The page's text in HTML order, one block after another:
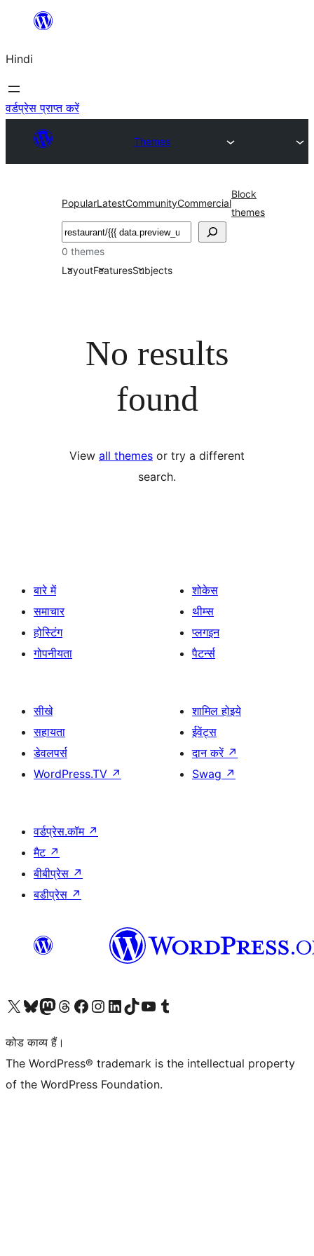
सामग्री
जाएं
Hindi
वर्डप्रेस प्राप्त करें
Themes
PopularLatestCommunityCommercial
Block
themes
खोजें
0 themes
LayoutFeaturesSubjects
No results
found
View all themes or try a different
search.
बारे में
समाचार
होस्टिंग
गोपनीयता
शोकेस
थीम्स
प्लगइन
पैटर्न्स
सीखे
सहायता
डेवलपर्स
WordPress.TV ↗
शामिल होइये
ईवेंट्स
दान करें ↗
Swag ↗
वर्डप्रेस.कॉम ↗
मैट ↗
बीबीप्रेस ↗
बडीप्रेस ↗
Visit our X (formerly Twitter) account
हमारे बलुस्की खाते पर जाएँVisit our Mastodon account
हमारे थ्रेड्स अकाउंट पर जाएंहमारे फेसबुक पेज पर जाएँहमारे इंस्टाग्राम अकाउंट पर जाएंहमारे लिंक्डइन खाते पर जाएँहमारे टिकटॉक खाते पर जाएँहमारे यूट्यूब चैनल पर जाएंहमारे Tumblr खाते पर जाएँ
कोड काव्य हैं।
The WordPress® trademark is the intellectual property
of the WordPress Foundation.